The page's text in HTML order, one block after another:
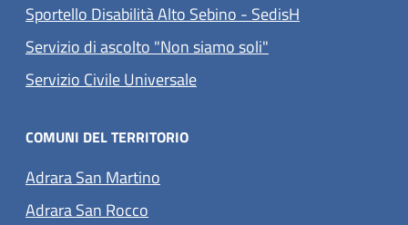
Sportello Disabilità Alto Sebino - SedisH
Servizio di ascolto "Non siamo soli"
Servizio Civile Universale(apre in un'altra scheda).
COMUNI DEL TERRITORIO
Adrara San Martino
Adrara San Rocco